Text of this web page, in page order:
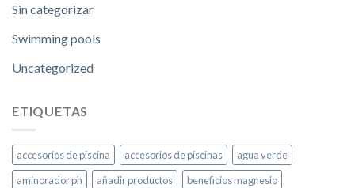
Sin categorizar
Swimming pools
Uncategorized
ETIQUETAS
accesorios de piscina accesorios de piscinas
agua verde
aminorador ph
añadir productos
beneficios magnesio